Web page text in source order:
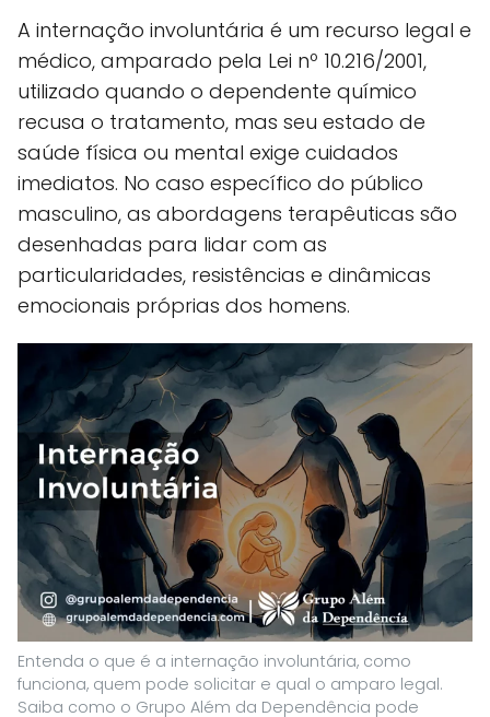
A internação involuntária é um recurso legal e
médico, amparado pela Lei nº 10.216/2001,
utilizado quando o dependente químico
recusa o tratamento, mas seu estado de
saúde física ou mental exige cuidados
imediatos. No caso específico do público
masculino, as abordagens terapêuticas são
desenhadas para lidar com as
particularidades, resistências e dinâmicas
emocionais próprias dos homens.
Entenda o que é a internação involuntária, como
funciona, quem pode solicitar e qual o amparo legal.
Saiba como o Grupo Além da Dependência pode